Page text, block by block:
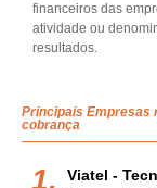
financeiros das
atividade ou
resultados.
Principais Empresas
cobrança
Viatel -